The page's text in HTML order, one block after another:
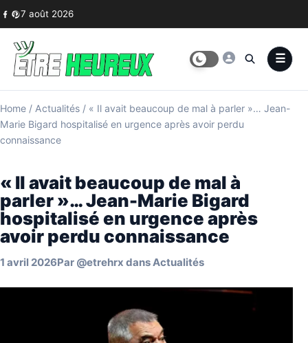
Skip to content
7 août 2026
Home / Actualités / « Il avait beaucoup de mal à parler »… Jean-
Marie Bigard hospitalisé en urgence après avoir perdu
connaissance
« Il avait beaucoup de mal à
parler »… Jean-Marie Bigard
hospitalisé en urgence après
avoir perdu connaissance
1 avril 2026Par @etrehrx dansActualités